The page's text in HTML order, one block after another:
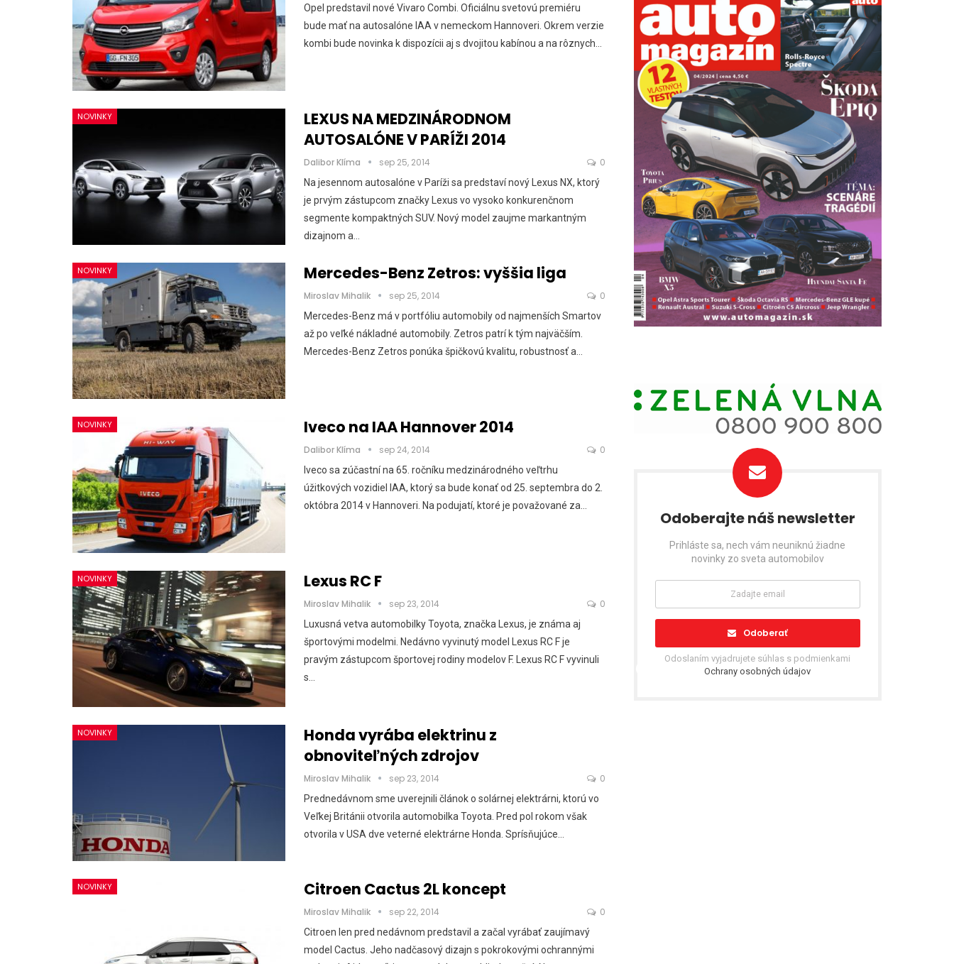
Opel predstavil nové Vivaro Combi. Oficiálnu svetovú premiéru
bude mať na autosalóne IAA v nemeckom Hannoveri. Okrem verzie
kombi bude novinka k dispozícii aj s dvojitou kabínou a na rôznych…
NOVINKY
LEXUS NA MEDZINÁRODNOM
AUTOSALÓNE V PARÍŽI 2014
Dalibor Klíma sep 25, 2014 0
Na jesennom autosalóne v Paríži sa predstaví nový Lexus NX, ktorý
je prvým zástupcom značky Lexus vo vysoko konkurenčnom
segmente kompaktných SUV. Nový model zaujme markantným
dizajnom a…
NOVINKY Mercedes-Benz Zetros: vyššia liga
Miroslav Mihalik sep 25, 2014 0
Mercedes-Benz má v portfóliu automobily od najmenších Smartov
až po veľké nákladné automobily. Zetros patrí k tým najväčším.
Mercedes-Benz Zetros ponúka špičkovú kvalitu, robustnosť a…
NOVINKY Iveco na IAA Hannover 2014
Dalibor Klíma sep 24, 2014 0
Iveco sa zúčastní na 65. ročníku medzinárodného veľtrhu
úžitkových vozidiel IAA, ktorý sa bude konať od 25. septembra do 2.
októbra 2014 v Hannoveri. Na podujatí, ktoré je považované za…
NOVINKY Lexus RC F
Miroslav Mihalik sep 23, 2014 0
Luxusná vetva automobilky Toyota, značka Lexus, je známa aj
športovými modelmi. Nedávno vyvinutý model Lexus RC F je
pravým zástupcom športovej rodiny modelov F. Lexus RC F vyvinuli
s…
NOVINKY
Honda vyrába elektrinu z
obnoviteľných zdrojov
Miroslav Mihalik sep 23, 2014 0
Prednedávnom sme uverejnili článok o solárnej elektrárni, ktorú vo
Veľkej Británii otvorila automobilka Toyota. Pred pol rokom však
otvorila v USA dve veterné elektrárne Honda. Sprísňujúce…
NOVINKY Citroen Cactus 2L koncept
Miroslav Mihalik sep 22, 2014 0
Citroen len pred nedávnom predstavil a začal vyrábať zaujímavý
model Cactus. Jeho nadčasový dizajn s pokrokovými ochrannými
Odoberajte náš newsletter
Prihláste sa, nech vám neuniknú žiadne
novinky zo sveta automobilov
Odoberať
Odoslaním vyjadrujete súhlas s podmienkami
Ochrany osobných údajov